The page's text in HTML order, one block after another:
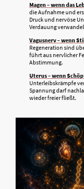
Magen – wenn das
die Aufnahme und
Druck und nervöse
Verdauung
Vagusnerv – wenn
Regeneration sind
führt aus nervlicher
Abstimmung.
Uterus – wenn
Unterleibskrämpfe
Spannung darf
wieder freier fließt.